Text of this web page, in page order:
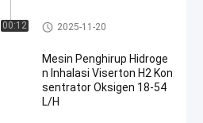
00:12 Dispenser Penjernih Air
2025-11-20
Mesin Penghirup Hidroge
n Inhalasi Viserton H2 Kon
sentrator Oksigen 18-54
L/H